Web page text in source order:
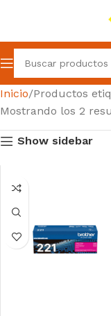
Inicio Productos
Mostrando los 2
Show sidebar